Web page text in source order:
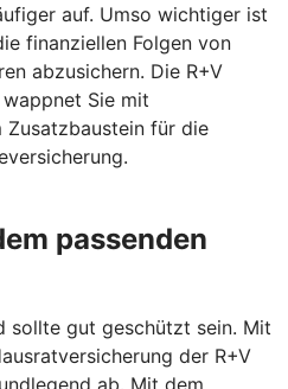
auf. Umso wichtiger ist
finanziellen Folgen von
abzusichern. Die R+V
Sie mit
Zusatzbaustein für die
passenden
sollte gut geschützt sein. Mit
der R+V
ab. Mit dem